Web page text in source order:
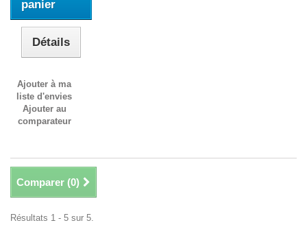
panier
Détails
Ajouter à ma
liste d'envies
Ajouter au
comparateur
Comparer (0)
Résultats 1 - 5 sur 5.